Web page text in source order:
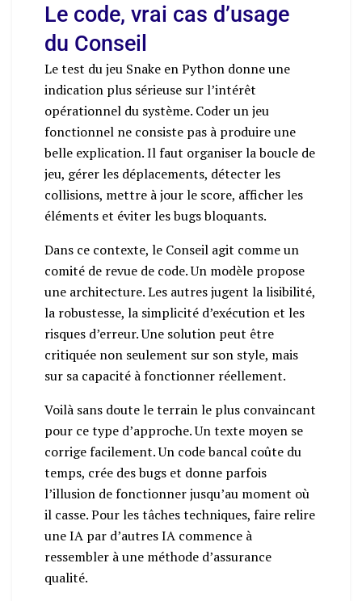
Le code, vrai cas d’usage
du Conseil
Le test du jeu Snake en Python donne une
indication plus sérieuse sur l’intérêt
opérationnel du système. Coder un jeu
fonctionnel ne consiste pas à produire une
belle explication. Il faut organiser la boucle de
jeu, gérer les déplacements, détecter les
collisions, mettre à jour le score, afficher les
éléments et éviter les bugs bloquants.
Dans ce contexte, le Conseil agit comme un
comité de revue de code. Un modèle propose
une architecture. Les autres jugent la lisibilité,
la robustesse, la simplicité d’exécution et les
risques d’erreur. Une solution peut être
critiquée non seulement sur son style, mais
sur sa capacité à fonctionner réellement.
Voilà sans doute le terrain le plus convaincant
pour ce type d’approche. Un texte moyen se
corrige facilement. Un code bancal coûte du
temps, crée des bugs et donne parfois
l’illusion de fonctionner jusqu’au moment où
il casse. Pour les tâches techniques, faire relire
une IA par d’autres IA commence à
ressembler à une méthode d’assurance
qualité.